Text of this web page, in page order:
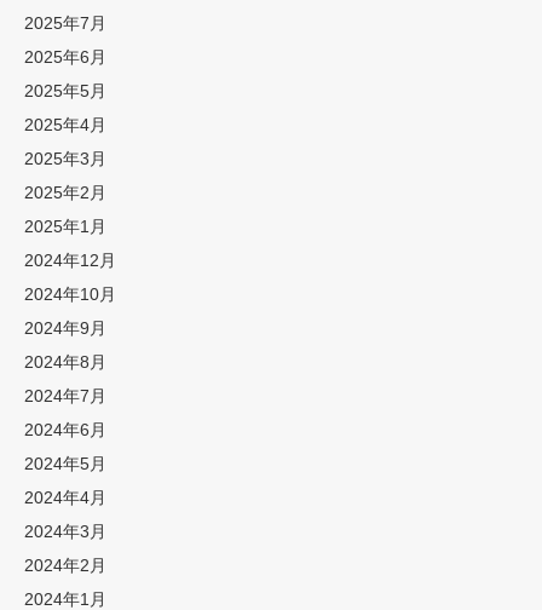
2025年7月
2025年6月
2025年5月
2025年4月
2025年3月
2025年2月
2025年1月
2024年12月
2024年10月
2024年9月
2024年8月
2024年7月
2024年6月
2024年5月
2024年4月
2024年3月
2024年2月
2024年1月